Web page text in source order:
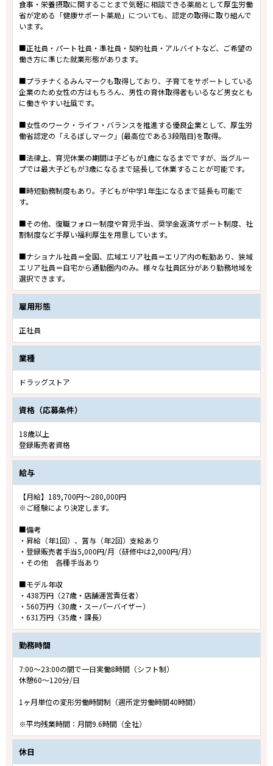
食事・栄養摂取に関することまで気軽に相談できる薬局として厚生労働
省が定める「健康サポート薬局」についても、認定の取得に取り組んで
います。
■正社員・パート社員・準社員・契約社員・アルバイトなど、ご希望の
働き方に準じた就業形態があります。
■プラチナくるみんマークも取得しており、子育てをサポートしている
企業のため女性の方はもちろん、男性の育休取得者もいるなど男女とも
に働きやすい社風です。
■女性のワーク・ライフ・バランスを推進する優良企業として、厚生労
働省認定の「えるぼしマーク」(最高位である3段階目)を取得。
■法律上、育児休業の期間は子どもが1歳になるまでですが、当グルー
プでは最大子どもが3歳になるまで延長して休業することが可能です。
■時短勤務制度もあり。子どもが中学1年生になるまで延長も可能で
す。
■その他、復職フォロー制度や育児手当、奨学金返済サポート制度、社
割制度など手厚い福利厚生を用意しています。
■ナショナル社員＝全国、広域エリア社員＝エリア内の転勤あり、狭域
エリア社員＝自宅から通勤圏内のみ。様々な社員区分があり勤務地域を
選択できます。
雇用形態
正社員
業種
ドラッグストア
資格（応募条件）
18歳以上
登録販売者資格
給与
【月給】189,700円～280,000円
※ご経験により決定します。
■備考
・昇給（年1回）、賞与（年2回）支給あり
・登録販売者手当5,000円/月（研修中は2,000円/月）
・その他 各種手当あり
■モデル年収
・438万円（27歳・店舗運営責任者）
・560万円（30歳・スーパーバイザー）
・631万円（35歳・課長）
勤務時間
7:00～23:00の間で一日実働8時間（シフト制）
休憩60～120分/日
1ヶ月単位の変形労働時間制（週所定労働時間40時間）
※平均残業時間：月間9.6時間（全社）
休日